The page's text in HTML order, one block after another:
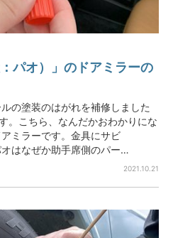
パオ）」のドアミラーの
の塗装のはがれを補修しました
。こちら、なんだかおわかりにな
ミラーです。金具にサビ
はなぜか助手席側のパー…
2021.10.21